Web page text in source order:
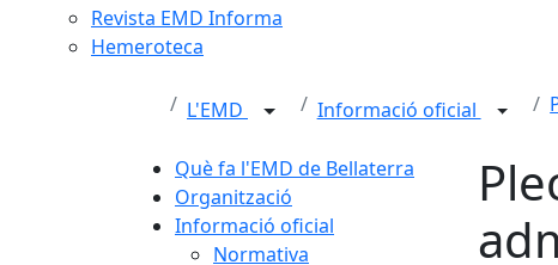
Revista EMD Informa
Hemeroteca
L'EMD Informació oficial
Què fa l'EMD de Bellaterra
Organització
Informació oficial
Normativa